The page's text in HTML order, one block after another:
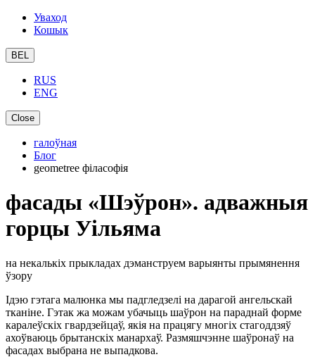
Уваход
Кошык
BEL
RUS
ENG
Close
галоўная
Блог
geometree філасофія
фасады «Шэўрон». адважныя
горцы Уільяма
на некалькіх прыкладах дэманструем варыянты прымянення
ўзору
Ідэю гэтага малюнка мы падгледзелі на дарагой ангельскай
тканіне. Гэтак жа можам убачыць шаўрон на параднай форме
каралеўскіх гвардзейцаў, якія на працягу многіх стагоддзяў
ахоўваюць брытанскіх манархаў. Размяшчэнне шаўронаў на
фасадах выбрана не выпадкова.